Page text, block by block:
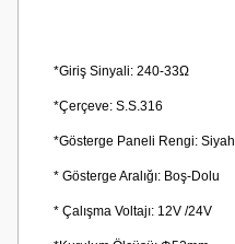
*Giriş Sinyali: 240-33Ω
*Çerçeve: S.S.316
*Gösterge Paneli Rengi: Siyah
* Gösterge Aralığı: Boş-Dolu
* Çalışma Voltajı: 12V /24V